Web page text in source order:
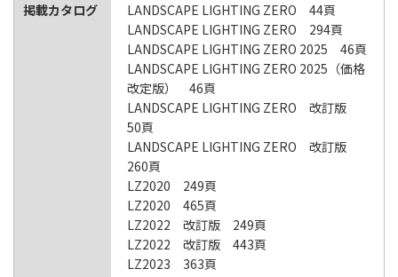
掲載カタログ
LANDSCAPE LIGHTING ZERO 44頁
LANDSCAPE LIGHTING ZERO 294頁
LANDSCAPE LIGHTING ZERO 2025 46頁
LANDSCAPE LIGHTING ZERO 2025（価格
改定版） 46頁
LANDSCAPE LIGHTING ZERO 改訂版
50頁
LANDSCAPE LIGHTING ZERO 改訂版
260頁
LZ2020 249頁
LZ2020 465頁
LZ2022 改訂版 249頁
LZ2022 改訂版 443頁
LZ2023 363頁